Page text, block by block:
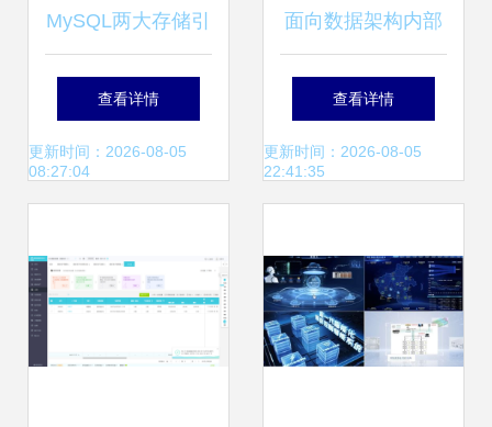
MySQL两大存储引
擎详细分析与区别
InnoDB vs
查看详情
更新时间：2026-08-05
08:27:04
面向数据架构内部
解析 数据处理与存
储支持服务的核心
查看详情
更新时间：2026-08-05
22:41:35